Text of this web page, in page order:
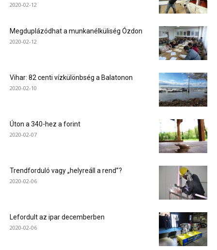
2020-02-12
Megduplázódhat a munkanélküliség Ózdon
2020-02-12
Vihar: 82 centi vízkülönbség a Balatonon
2020-02-10
Úton a 340-hez a forint
2020-02-07
Trendforduló vagy „helyreáll a rend”?
2020-02-06
Lefordult az ipar decemberben
2020-02-06